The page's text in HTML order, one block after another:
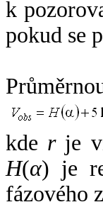
k
pokud se
kde rje
H(α) je
fázového